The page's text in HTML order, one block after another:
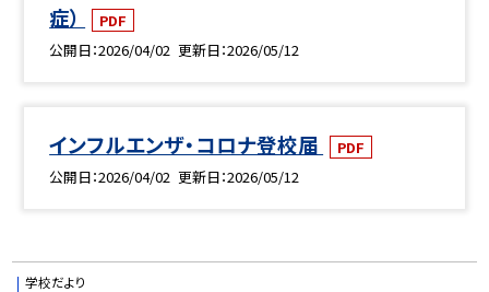
症）
PDF
公開日 2026/04/02 更新日 2026/05/12
インフルエンザ・コロナ登校届
PDF
公開日 2026/04/02 更新日 2026/05/12
学校だより